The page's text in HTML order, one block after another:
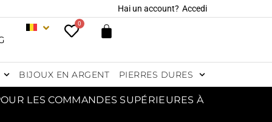
Hai un account? Accedi
0
BIJOUX EN ARGENT PIERRES DURES
LES COMMANDES SUPÉRIEURES À